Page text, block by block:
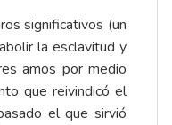
significativos (un
la esclavitud y
amos por medio
que reivindicó el
el que sirvió